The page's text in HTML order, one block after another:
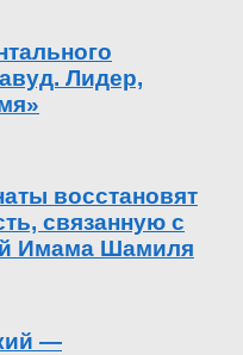
Лидер,
восстановят
связанную с
Имама Шамиля
—